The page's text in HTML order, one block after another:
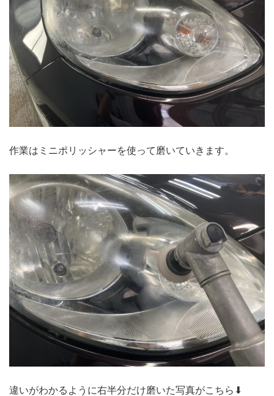
作業はミニポリッシャーを使って磨いていきます。
違いがわかるように右半分だけ磨いた写真がこちら⬇︎